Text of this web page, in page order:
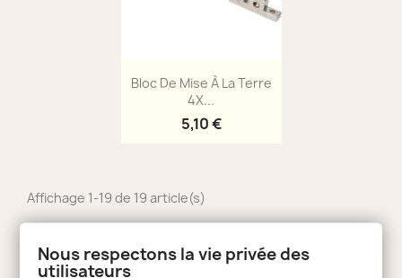
Aperçu rapide
Bloc De Mise À La Terre
4X...
5,10 €
Affichage 1-19 de 19 article(s)
Retour en haut
Nous respectons la vie privée des
utilisateurs